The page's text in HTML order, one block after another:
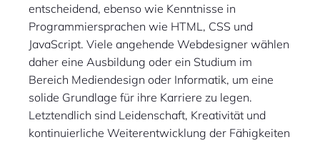
entscheidend, ebenso wie Kenntnisse in
Programmiersprachen wie HTML, CSS und
JavaScript. Viele angehende Webdesigner wählen
daher eine Ausbildung oder ein Studium im
Bereich Mediendesign oder Informatik, um eine
solide Grundlage für ihre Karriere zu legen.
Letztendlich sind Leidenschaft, Kreativität und
kontinuierliche Weiterentwicklung der Fähigkeiten